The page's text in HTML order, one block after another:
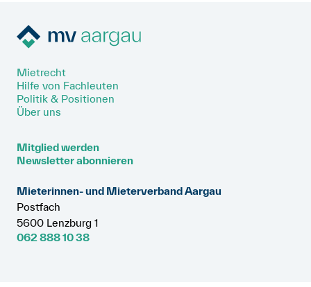
Mietrecht
Hilfe von Fachleuten
Politik & Positionen
Über uns
Mitglied werden
Newsletter abonnieren
Mieterinnen- und Mieterverband Aargau
Postfach
5600 Lenzburg 1
062 888 10 38